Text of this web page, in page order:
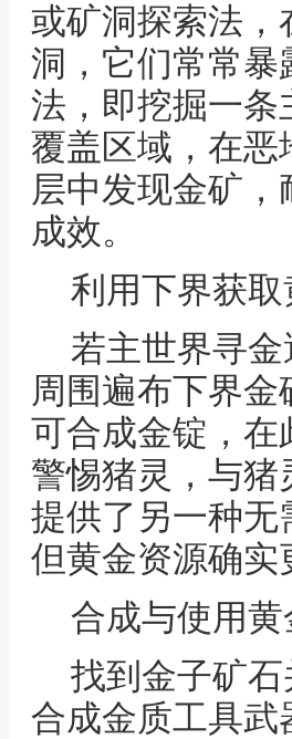
或矿洞探索法，
洞，它们常常暴
法，即挖掘一条
覆盖区域，在
层中发现金矿
成效。
利用下界获取
若主世界寻
周围遍布下界
可合成金锭，在
警惕猪灵，与
提供了另一种无
但黄金资源确实
合成与使用黄
找到金子矿
合成金质工具武